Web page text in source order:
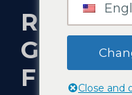
GRUP
Close and